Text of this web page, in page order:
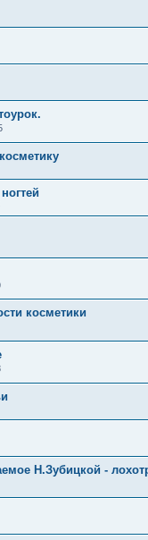
косметики
Н.Зубицкой -